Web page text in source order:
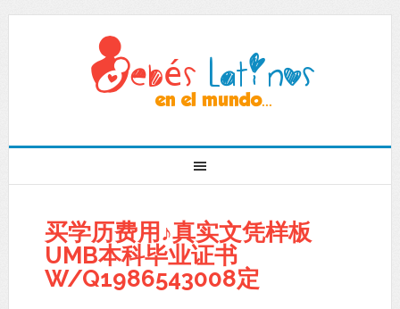
买学历费用♪真实文凭样板
UMB本科毕业证书
W/Q1986543008定